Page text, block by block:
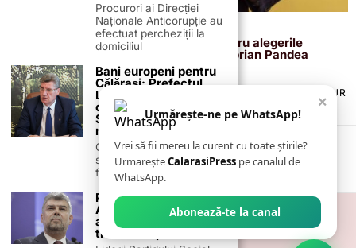
PNL Călărași și-a stabilit candidații pentru alegerile
parlamentare din 1 decembrie 2024. Ciprian Pandea
deschide lista la Camera Deputaților
TERMENI ȘI CONDIȚII
POLITICA DE ANULARE & RETUR
PUBLICITATE ONLINE & TIPĂRITĂ
CONTACT
ZIARUL ANUNȚUL CĂLĂRĂȘEAN
×
Urmărește-ne pe WhatsApp!
Vrei să fii mereu la curent cu toate știrile?
UrmareșteCalarasiPress pe canalul de
WhatsApp.
Abonează-te la canal
Procurori ai Direcției
Naționale Anticorupție au
efectuat percheziții la
domiciliul
Bani europeni pentru
Călărași: Prefectul
Laurențiu State anunță
colaborarea cu ADR
Sud-Muntenia pentru
noi finanțări
Călărașul se pregătește
să intre pe harta
finanțărilor europene, cu
PSD/ M. Ciolacu:
Acest guvern, care a
adus haos și sărăcie,
trebuie să plece acum!